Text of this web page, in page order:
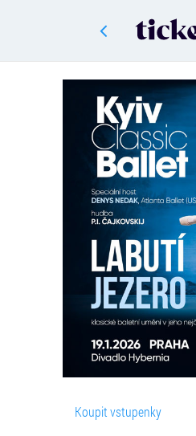
Koupit vstupenky